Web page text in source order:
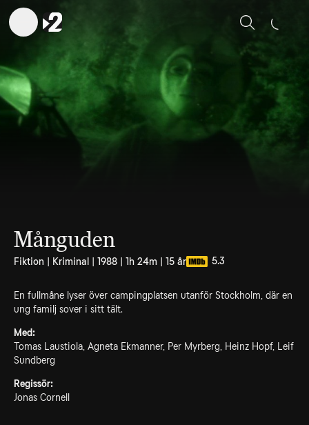
Sök
Månguden
Fiktion | Kriminal | 1988 | 1h 24m | 15 år 5.3
En fullmåne lyser över campingplatsen utanför Stockholm, där en
ung familj sover i sitt tält.
Med:
Tomas Laustiola, Agneta Ekmanner, Per Myrberg, Heinz Hopf, Leif
Sundberg
Regissör:
Jonas Cornell